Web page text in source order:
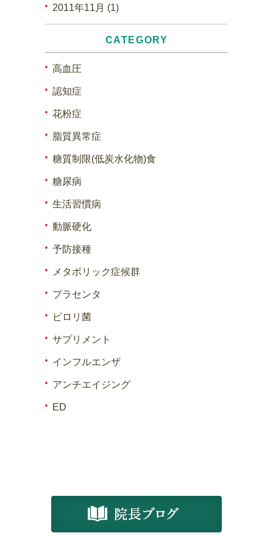
2011年11月 (1)
CATEGORY
高血圧
認知症
花粉症
脂質異常症
糖質制限(低炭水化物)食
糖尿病
生活習慣病
動脈硬化
予防接種
メタボリック症候群
プラセンタ
ピロリ菌
サプリメント
インフルエンザ
アンチエイジング
ED